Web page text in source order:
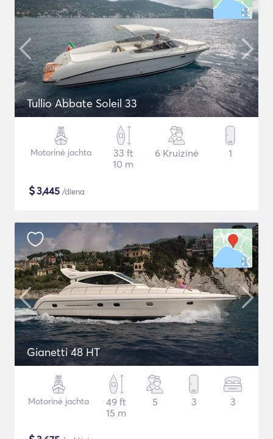
Tullio Abbate Soleil 33
Motorinė jachta
33 ft
10 m
6 Kruizinė 1
$3,445 /diena
Gianetti 48 HT
Motorinė jachta
49 ft
15 m
5 3 3